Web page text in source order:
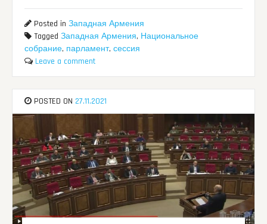
Posted inЗападная Армения
TaggedЗападная Армения, Национальное
собрание, парламент,сессия
Leave a comment
POSTED ON 27.11.2021